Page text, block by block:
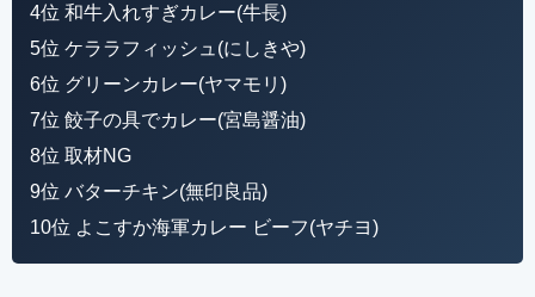
4位 和牛入れすぎカレー(牛長)
5位 ケララフィッシュ(にしきや)
6位 グリーンカレー(ヤマモリ)
7位 餃子の具でカレー(宮島醤油)
8位 取材NG
9位 バターチキン(無印良品)
10位 よこすか海軍カレー ビーフ(ヤチヨ)